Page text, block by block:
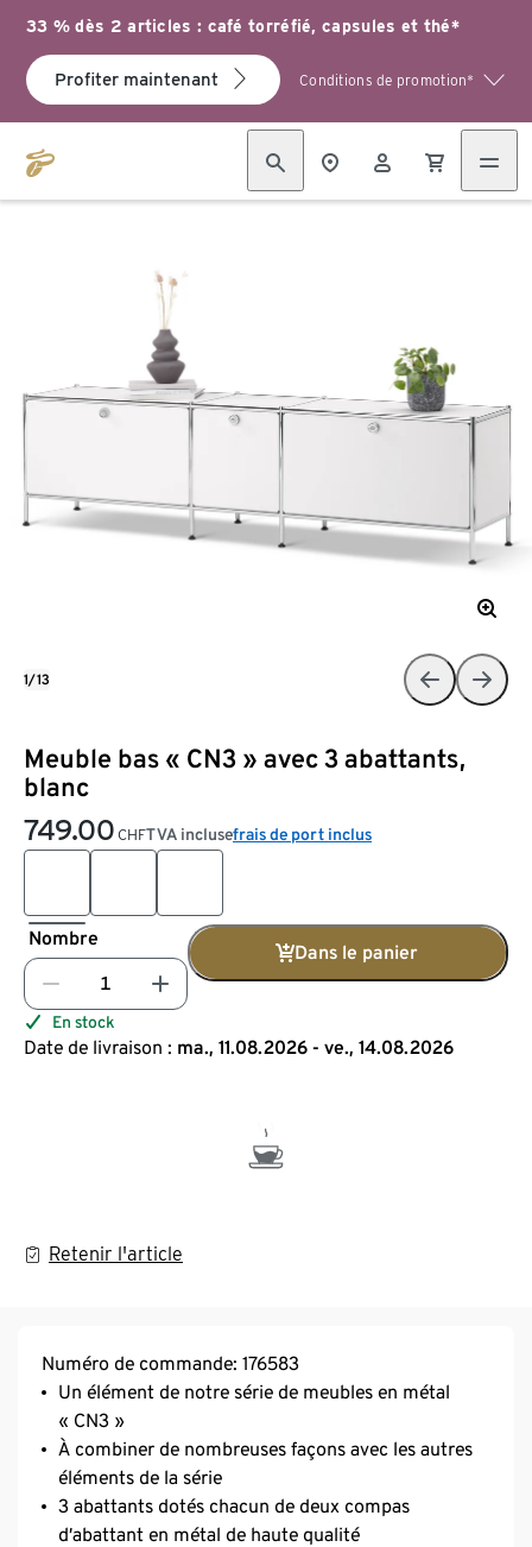
33 % dès 2 articles : café torréfié, capsules et thé*
Profiter maintenant Conditions de promotion*
Meuble bas « CN3 » avec 3 abattants,
blanc
749.00 CHFTVA inclusefrais de port inclus
Nombre
Dans le panier
En stock
Date de livraison : ma., 11.08.2026 - ve., 14.08.2026
Retenir l'article
1/13
Numéro de commande: 176583
Un élément de notre série de meubles en métal
« CN3 »
À combiner de nombreuses façons avec les autres
éléments de la série
3 abattants dotés chacun de deux compas
d’abattant en métal de haute qualité